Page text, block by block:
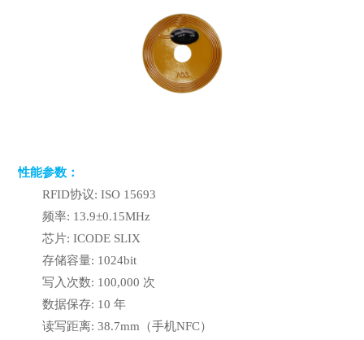
性能参数：
RFID协议: ISO 15693
频率: 13.9±0.15MHz
芯片: ICODE SLIX
存储容量: 1024bit
写入次数: 100,000 次
数据保存: 10 年
读写距离: 38.7mm（手机NFC）